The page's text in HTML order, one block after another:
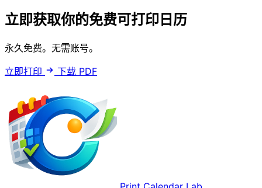
立即获取你的免费可打印日历
永久免费。无需账号。
立即打印
下载 PDF